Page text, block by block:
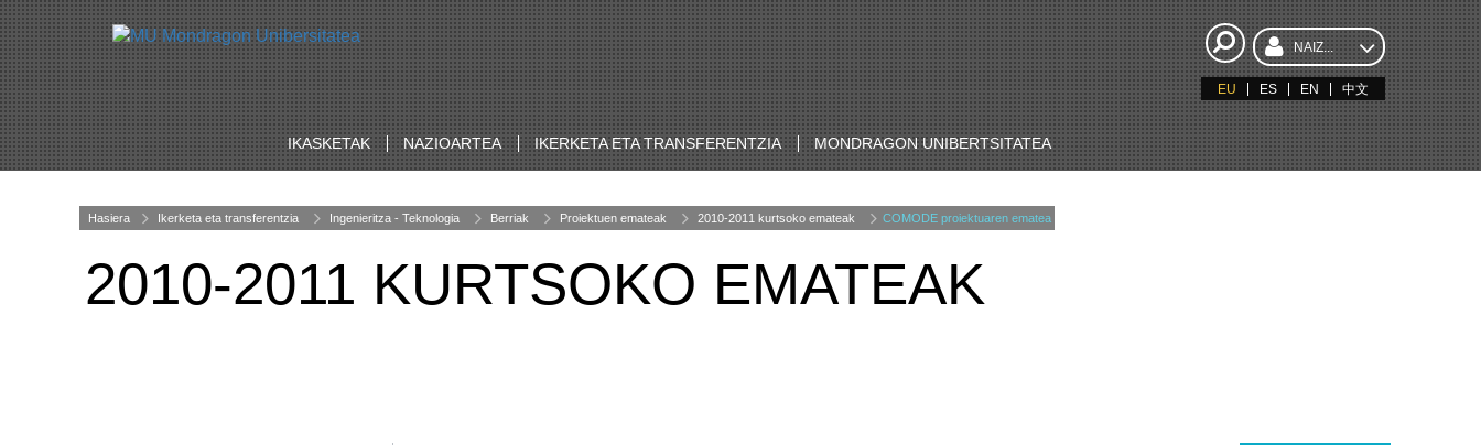
NAIZ...
EU ES EN 中文
IKASKETAK NAZIOARTEA IKERKETA ETA TRANSFERENTZIA MONDRAGON UNIBERTSITATEA
Hasiera Ikerketa eta transferentzia Ingenieritza - Teknologia Berriak Proiektuen emateak 2010-2011 kurtsoko emateak COMODE proiektuaren ematea
2010-2011 KURTSOKO EMATEAK